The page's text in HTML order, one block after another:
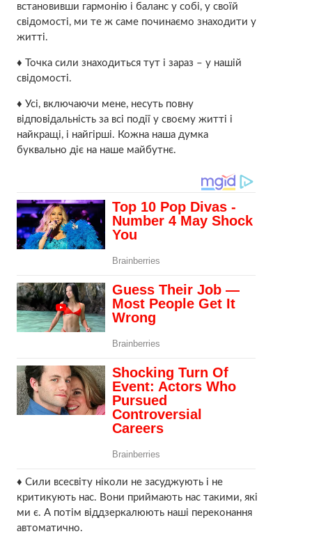
встановивши гармонію і баланс у собі, у своїй
свідомості, ми те ж саме починаємо знаходити у
житті.
♦ Точка сили знаходиться тут і зараз – у нашій
свідомості.
♦ Усі, включаючи мене, несуть повну
відповідальність за всі події у своєму житті і
найкращі, і найгірші. Кожна наша думка
буквально діє на наше майбутнє.
♦ Сили всесвіту ніколи не засуджують і не
критикують нас. Вони приймають нас такими, які
ми є. А потім віддзеркалюють наші переконання
автоматично.